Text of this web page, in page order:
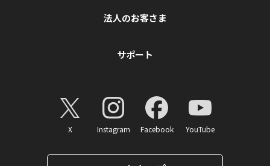
法人のお客さま
サポート
X Instagram Facebook YouTube